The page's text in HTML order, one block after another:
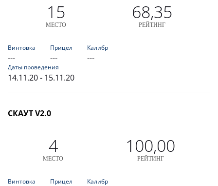
15
МЕСТО
68,35
РЕЙТИНГ
Винтовка
---
Прицел
---
Калибр
---
Даты проведения
14.11.20 - 15.11.20
СКАУТ V2.0
4
МЕСТО
100,00
РЕЙТИНГ
Винтовка Прицел Калибр